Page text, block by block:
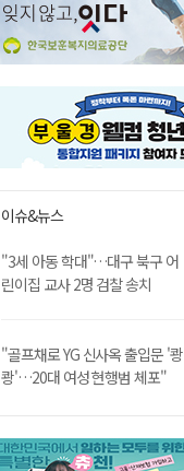
이슈&뉴스
"3세 아동 학대"…대구 북구 어
린이집 교사 2명 검찰 송치
"골프채로 YG 신사옥 출입문 '쾅
쾅'…20대 여성 현행범 체포"